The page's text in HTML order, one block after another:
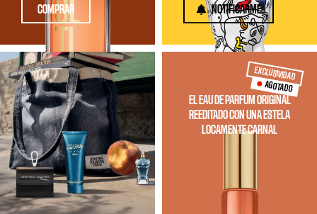
COMPRAR NOTIFICARME
EXCLUSIVIDAD
AGOTADO
EL EAU DE PARFUM ORIGINAL
REEDITADO CON UNA ESTELA
LOCAMENTE CARNAL